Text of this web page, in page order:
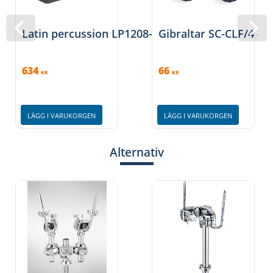
Latin percussion LP1208-K - Svart
634 KR
LÄGG I VARUKORGEN
Gibraltar SC-CLF/4 4-
66 KR
LÄGG I VARUKORGEN
Alternativ